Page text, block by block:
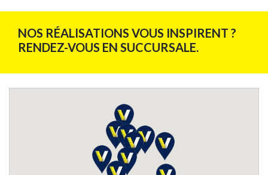
NOS RÉALISATIONS VOUS INSPIRENT ?
RENDEZ-VOUS EN SUCCURSALE.